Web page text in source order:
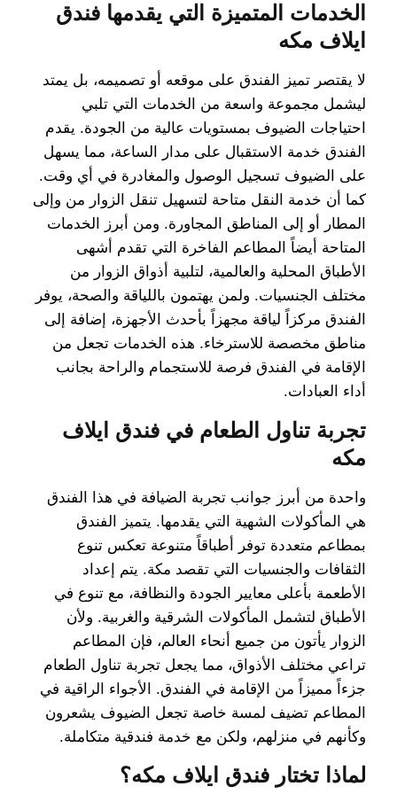
الخدمات المتميزة التي يقدمها فندق
ايلاف مكه
لا يقتصر تميز الفندق على موقعه أو تصميمه، بل يمتد
ليشمل مجموعة واسعة من الخدمات التي تلبي
احتياجات الضيوف بمستويات عالية من الجودة. يقدم
الفندق خدمة الاستقبال على مدار الساعة، مما يسهل
على الضيوف تسجيل الوصول والمغادرة في أي وقت.
كما أن خدمة النقل متاحة لتسهيل تنقل الزوار من وإلى
المطار أو إلى المناطق المجاورة. ومن أبرز الخدمات
المتاحة أيضاً المطاعم الفاخرة التي تقدم أشهى
الأطباق المحلية والعالمية، لتلبية أذواق الزوار من
مختلف الجنسيات. ولمن يهتمون باللياقة والصحة، يوفر
الفندق مركزاً لياقة مجهزاً بأحدث الأجهزة، إضافة إلى
مناطق مخصصة للاسترخاء. هذه الخدمات تجعل من
الإقامة في الفندق فرصة للاستجمام والراحة بجانب
أداء العبادات.
تجربة تناول الطعام في فندق ايلاف
مكه
واحدة من أبرز جوانب تجربة الضيافة في هذا الفندق
هي المأكولات الشهية التي يقدمها. يتميز الفندق
بمطاعم متعددة توفر أطباقاً متنوعة تعكس تنوع
الثقافات والجنسيات التي تقصد مكة. يتم إعداد
الأطعمة بأعلى معايير الجودة والنظافة، مع تنوع في
الأطباق لتشمل المأكولات الشرقية والغربية. ولأن
الزوار يأتون من جميع أنحاء العالم، فإن المطاعم
تراعي مختلف الأذواق، مما يجعل تجربة تناول الطعام
جزءاً مميزاً من الإقامة في الفندق. الأجواء الراقية في
المطاعم تضيف لمسة خاصة تجعل الضيوف يشعرون
وكأنهم في منزلهم، ولكن مع خدمة فندقية متكاملة.
لماذا تختار فندق ايلاف مكه؟